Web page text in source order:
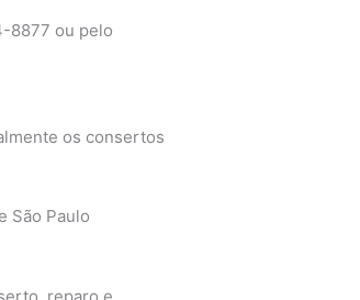
8877 ou pelo
os consertos
São Paulo